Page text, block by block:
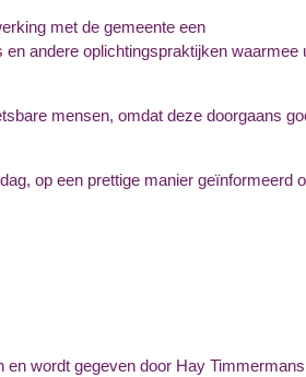
met de gemeente een
andere oplichtingspraktijken waarmee
mensen, omdat deze doorgaans
op een prettige manier geïnformeerd
en wordt gegeven door Hay Timmermans